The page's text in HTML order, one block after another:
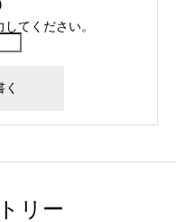
てください。
リー